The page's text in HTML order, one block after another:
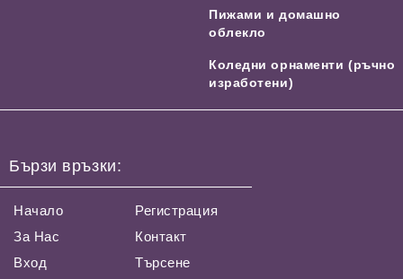
Пижами и домашно
облекло
Коледни орнаменти (ръчно
изработени)
Бързи връзки:
Начало
За Нас
Вход
Регистрация
Контакт
Търсене